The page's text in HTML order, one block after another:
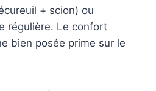
+ scion) ou
régulière. Le confort
bien posée prime sur le